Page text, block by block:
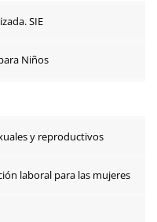
SIE
Niños
y reproductivos
laboral para las mujeres